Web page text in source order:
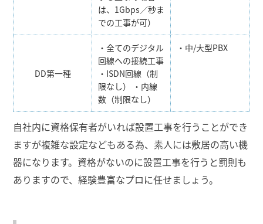
は、1Gbps／秒ま
での工事が可）
DD第一種
・全てのデジタル
回線への接続工事
・ISDN回線（制
限なし） ・内線
数（制限なし）
・中/大型PBX
自社内に資格保有者がいれば設置工事を行うことができ
ますが複雑な設定などもある為、素人には敷居の高い機
器になります。資格がないのに設置工事を行うと罰則も
ありますので、経験豊富なプロに任せましょう。